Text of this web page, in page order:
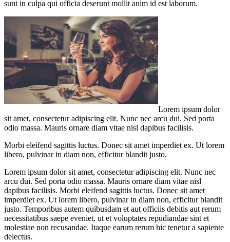
sunt in culpa qui officia deserunt mollit anim id est laborum.
Lorem ipsum dolor
sit amet, consectetur adipiscing elit. Nunc nec arcu dui. Sed porta
odio massa. Mauris ornare diam vitae nisl dapibus facilisis.
Morbi eleifend sagittis luctus. Donec sit amet imperdiet ex. Ut lorem
libero, pulvinar in diam non, efficitur blandit justo.
Lorem ipsum dolor sit amet, consectetur adipiscing elit. Nunc nec
arcu dui. Sed porta odio massa. Mauris ornare diam vitae nisl
dapibus facilisis. Morbi eleifend sagittis luctus. Donec sit amet
imperdiet ex. Ut lorem libero, pulvinar in diam non, efficitur blandit
justo. Temporibus autem quibusdam et aut officiis debitis aut rerum
necessitatibus saepe eveniet, ut et voluptates repudiandae sint et
molestiae non recusandae. Itaque earum rerum hic tenetur a sapiente
delectus.